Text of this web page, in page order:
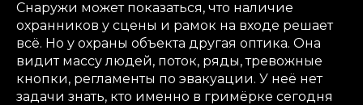
Снаружи может показаться, что наличие
охранников у сцены и рамок на входе решает
всё. Но у охраны объекта другая оптика. Она
видит массу людей, поток, ряды, тревожные
кнопки, регламенты по эвакуации. У неё нет
задачи знать, кто именно в гримёрке сегодня